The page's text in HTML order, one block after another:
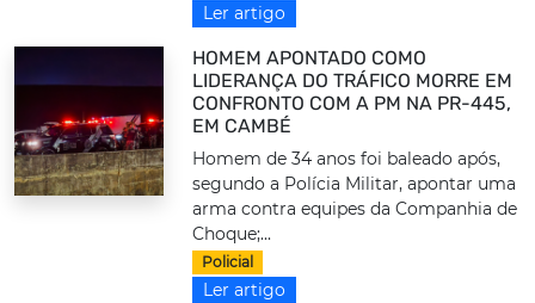
Ler artigo
HOMEM APONTADO COMO
LIDERANÇA DO TRÁFICO MORRE EM
CONFRONTO COM A PM NA PR-445,
EM CAMBÉ
Homem de 34 anos foi baleado após,
segundo a Polícia Militar, apontar uma
arma contra equipes da Companhia de
Choque;...
Policial
Ler artigo